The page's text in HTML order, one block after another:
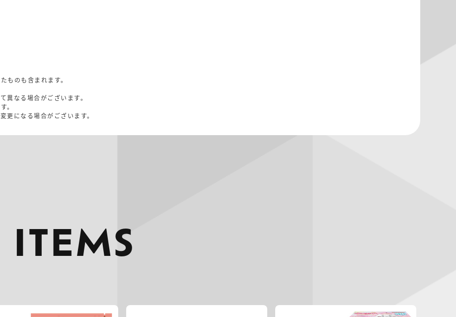
ものも含まれます。
なる場合がございます。
。
になる場合がございます。
ITEMS